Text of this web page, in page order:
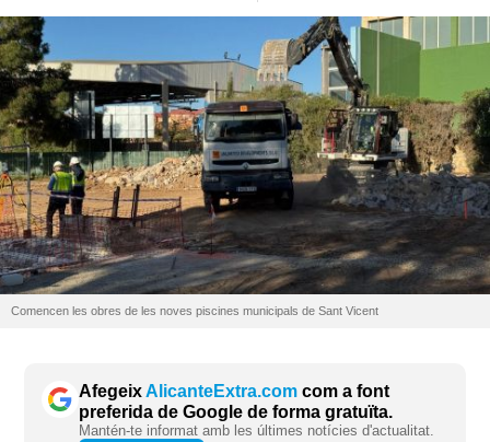
Comencen les obres de les noves piscines municipals de Sant Vicent
AfegeixAlicanteExtra.com com a font
preferida de Google de forma gratuïta.
Mantén-te informat amb les últimes notícies d'actualitat.